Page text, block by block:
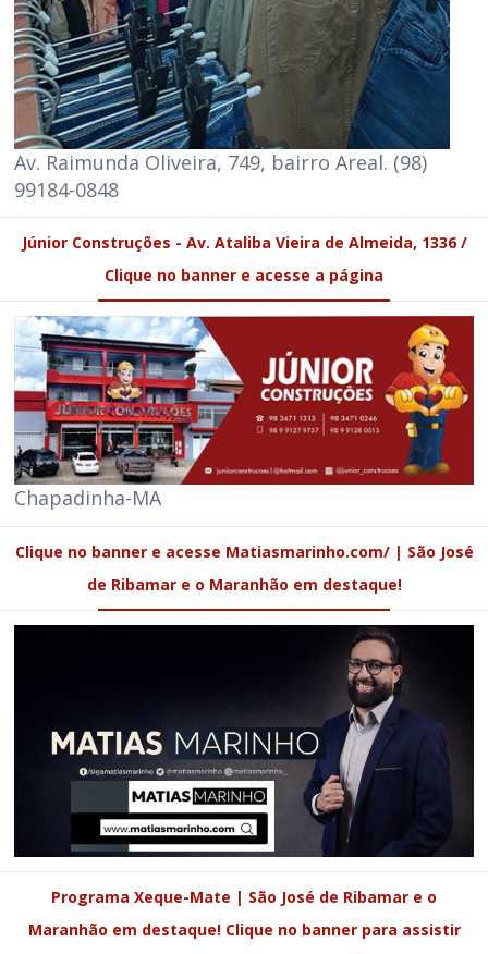
Av. Raimunda Oliveira, 749, bairro Areal. (98)
99184-0848
Júnior Construções - Av. Ataliba Vieira de Almeida, 1336 /
Clique no banner e acesse a página
Chapadinha-MA
Clique no banner e acesse Matiasmarinho.com/ | São José
de Ribamar e o Maranhão em destaque!
Programa Xeque-Mate | São José de Ribamar e o
Maranhão em destaque! Clique no banner para assistir